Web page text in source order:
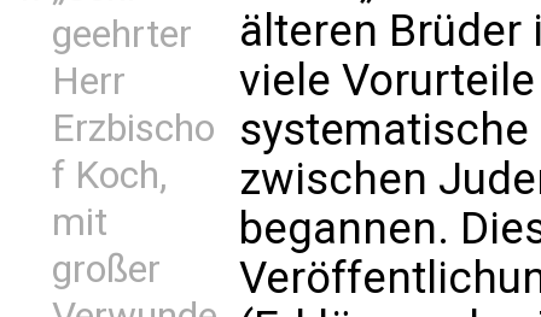
geehrter
Herr
Erzbischo
f Koch,
mit
großer
älteren Brüder
viele
zwischen
begannen.